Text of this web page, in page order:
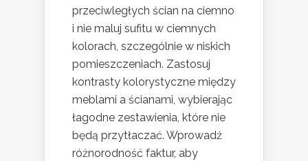
przeciwległych ścian na ciemno
i nie maluj sufitu w ciemnych
kolorach, szczególnie w niskich
pomieszczeniach. Zastosuj
kontrasty kolorystyczne między
meblami a ścianami, wybierając
łagodne zestawienia, które nie
będą przytłaczać. Wprowadź
różnorodność faktur, aby